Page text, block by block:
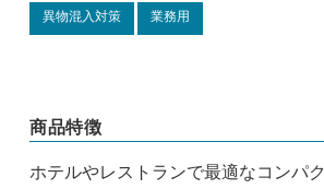
異物混入対策 業務用
商品特徴
ホテルやレストランで最適なコンパ